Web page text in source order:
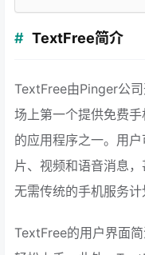
TextFree简介
TextFree由Pinger公
场上第一个提供免费
的应用程序之一。用
片、视频和语音消息
无需传统的手机服务计
TextFree的用户界面